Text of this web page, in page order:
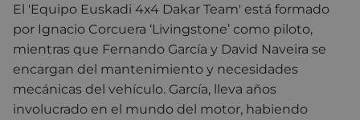
El 'Equipo Euskadi 4x4 Dakar Team' está formado
por Ignacio Corcuera ‘Livingstone’ como piloto,
mientras que Fernando García y David Naveira se
encargan del mantenimiento y necesidades
mecánicas del vehículo. García, lleva años
involucrado en el mundo del motor, habiendo